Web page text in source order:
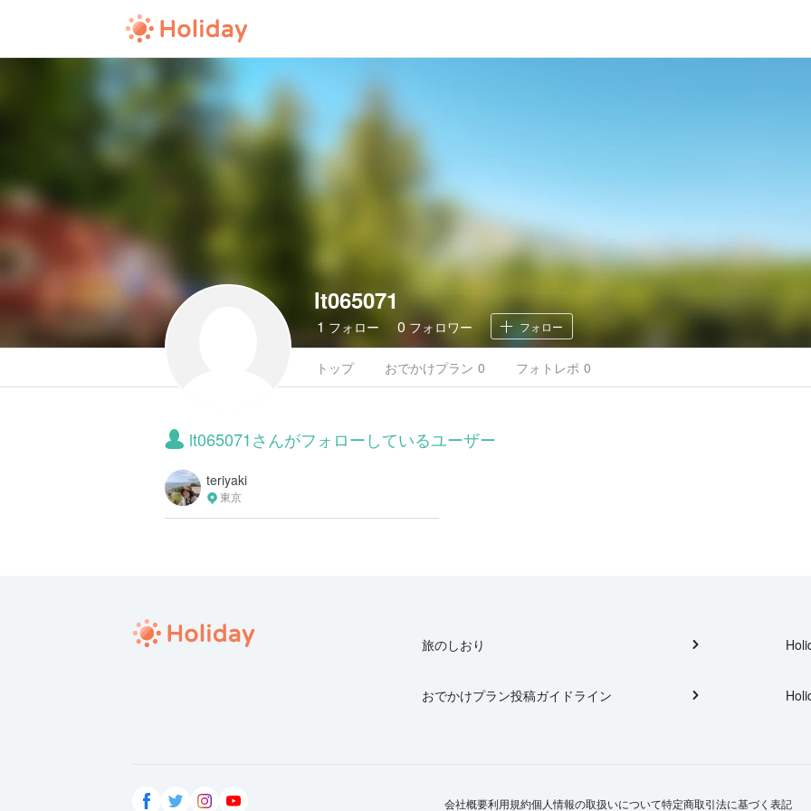
lt065071
1 フォロー 0 フォロワー フォロー
トップ おでかけプラン 0 フォトレポ 0
lt065071さんがフォローしているユーザー
teriyaki
東京
旅のしおり
おでかけプラン投稿ガイドライン
会社概要利用規約個人情報の取扱いについて特定商取引法に基づく表記